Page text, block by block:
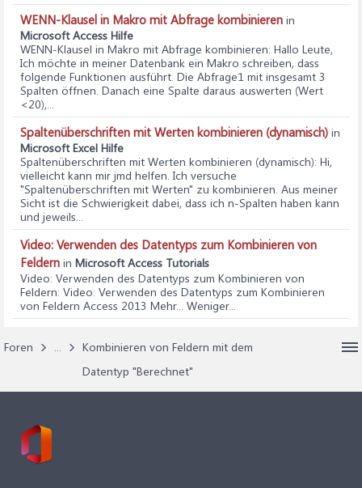
WENN-Klausel in Makro mit Abfrage kombinieren in
Microsoft Access Hilfe
WENN-Klausel in Makro mit Abfrage kombinieren: Hallo Leute,
Ich möchte in meiner Datenbank ein Makro schreiben, dass
folgende Funktionen ausführt. Die Abfrage1 mit insgesamt 3
Spalten öffnen. Danach eine Spalte daraus auswerten (Wert
<20),...
Spaltenüberschriften mit Werten kombinieren (dynamisch) in
Microsoft Excel Hilfe
Spaltenüberschriften mit Werten kombinieren (dynamisch): Hi,
vielleicht kann mir jmd helfen. Ich versuche
"Spaltenüberschriften mit Werten" zu kombinieren. Aus meiner
Sicht ist die Schwierigkeit dabei, dass ich n-Spalten haben kann
und jeweils...
Video: Verwenden des Datentyps zum Kombinieren von
Feldern in Microsoft Access Tutorials
Video: Verwenden des Datentyps zum Kombinieren von
Feldern: Video: Verwenden des Datentyps zum Kombinieren
von Feldern Access 2013 Mehr... Weniger...
Foren ...
Kombinieren von Feldern mit dem
Datentyp "Berechnet"